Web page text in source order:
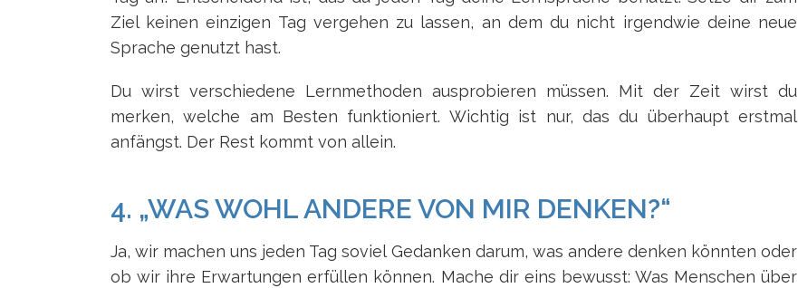
Ziel keinen einzigen Tag vergehen zu lassen, an dem du nicht irgendwie deine neue
Sprache genutzt hast.
Du wirst verschiedene Lernmethoden ausprobieren müssen. Mit der Zeit wirst du
merken, welche am Besten funktioniert. Wichtig ist nur, das du überhaupt erstmal
anfängst. Der Rest kommt von allein.
4. „WAS WOHL ANDERE VON MIR DENKEN?“
Ja, wir machen uns jeden Tag soviel Gedanken darum, was andere denken könnten oder
ob wir ihre Erwartungen erfüllen können. Mache dir eins bewusst: Was Menschen über